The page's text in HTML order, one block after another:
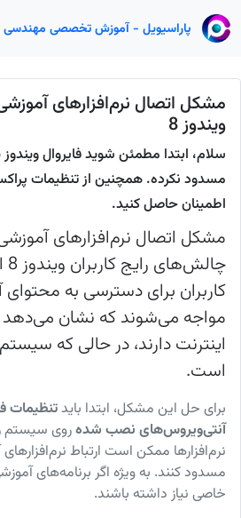
پاراسیویل - آموزش تخصصی مهندسی
مشکل اتصال نرم‌افزارهای
ویندوز 8
سلام، ابتدا مطمئن شوید فایروال ویندوز
مسدود نکرده. همچنین از تنظیمات
اطمینان حاصل کنید.
مشکل اتصال نرم‌افزارهای
کاربران برای دسترسی به محتوای
مواجه می‌شوند که نشان می‌دهد
اینترنت دارند، در حالی که
است.
برای حل این مشکل، ابتدا بایدتنظیمات
آنتی‌ویروس‌های نصب شدهروی سیستم
نرم‌افزارها ممکن است ارتباط نرم‌افزارهای
مسدود کنند. به ویژه اگر برنامه‌های
خاصی نیاز داشته باشند.